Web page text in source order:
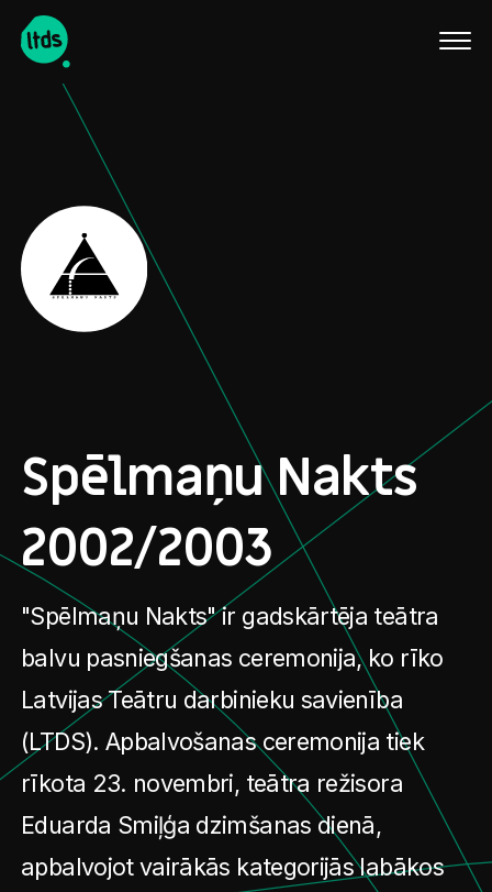
Spēlmaņu Nakts
2002/2003
"Spēlmaņu Nakts" ir gadskārtēja teātra
balvu pasniegšanas ceremonija, ko rīko
Latvijas Teātru darbinieku savienība
(LTDS). Apbalvošanas ceremonija tiek
rīkota 23. novembri, teātra režisora
Eduarda Smiļģa dzimšanas dienā,
apbalvojot vairākās kategorijās labākos